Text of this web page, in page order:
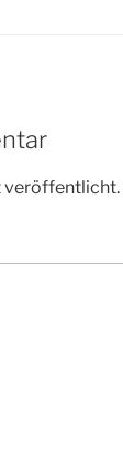
veröffentlicht.